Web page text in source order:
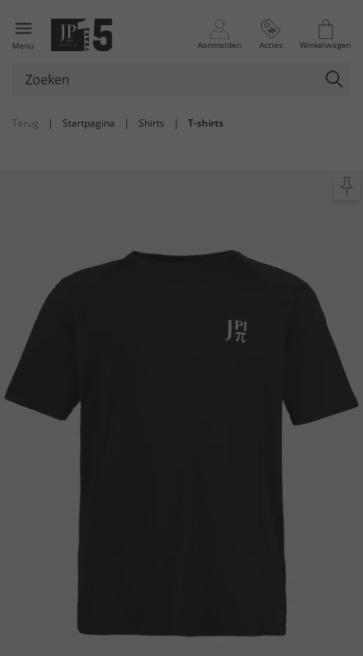
Menu Aanmelden Acties Winkelwagen
Terug | Startpagina | Shirts | T-shirts